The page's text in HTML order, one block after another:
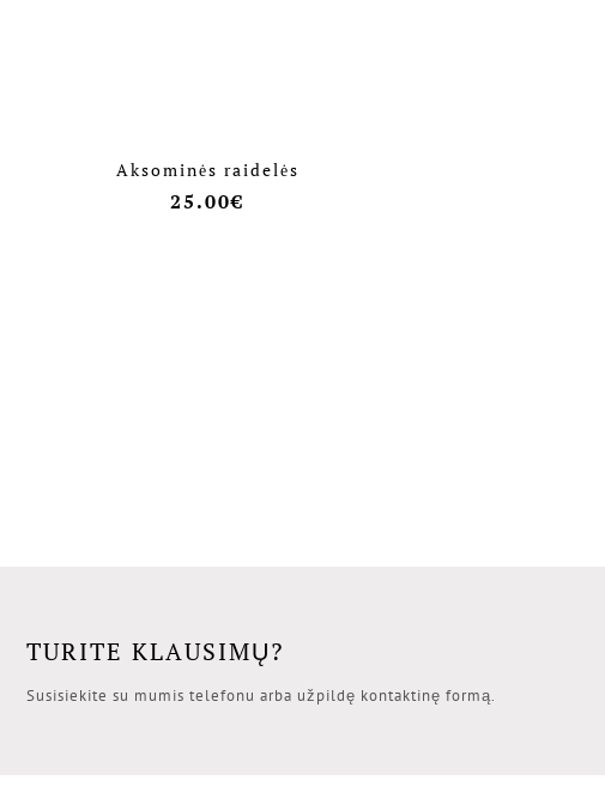
Aksominės raidelės
25.00€
TURITE KLAUSIMŲ?
Susisiekite su mumis telefonu arba užpildę kontaktinę formą.